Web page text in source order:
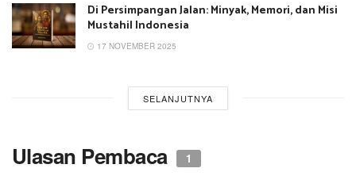
Di Persimpangan Jalan: Minyak, Memori, dan Misi
Mustahil Indonesia
17 NOVEMBER 2025
SELANJUTNYA
Ulasan Pembaca 1